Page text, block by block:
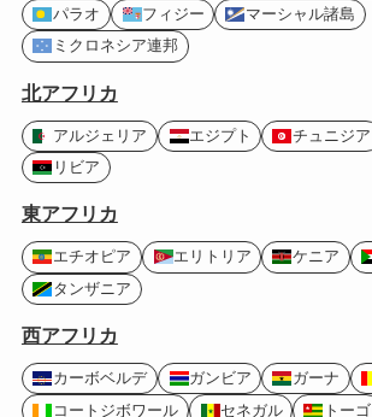
パラオ
フィジー
マーシャル諸島
ミクロネシア連邦
北アフリカ
アルジェリア エジプト チュニジア
リビア
東アフリカ
エチオピア エリトリア ケニア
タンザニア
西アフリカ
カーボベルデ ガンビア ガーナ
コートジボワール
セネガル
トーゴ